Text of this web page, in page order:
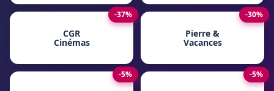
-37%
CGR
Cinémas
-30%
Pierre &
Vacances
-5% -5%